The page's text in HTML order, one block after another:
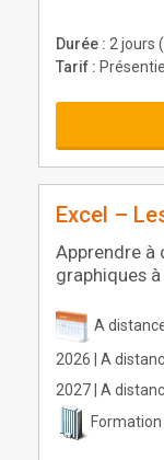
Durée : 2 jours
Tarif :
Excel –
Apprendre à
graphiques
A
2026 | A
2027 | A